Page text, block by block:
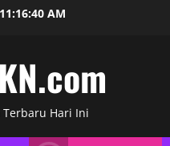
11:16:41 AM
Hari Ini